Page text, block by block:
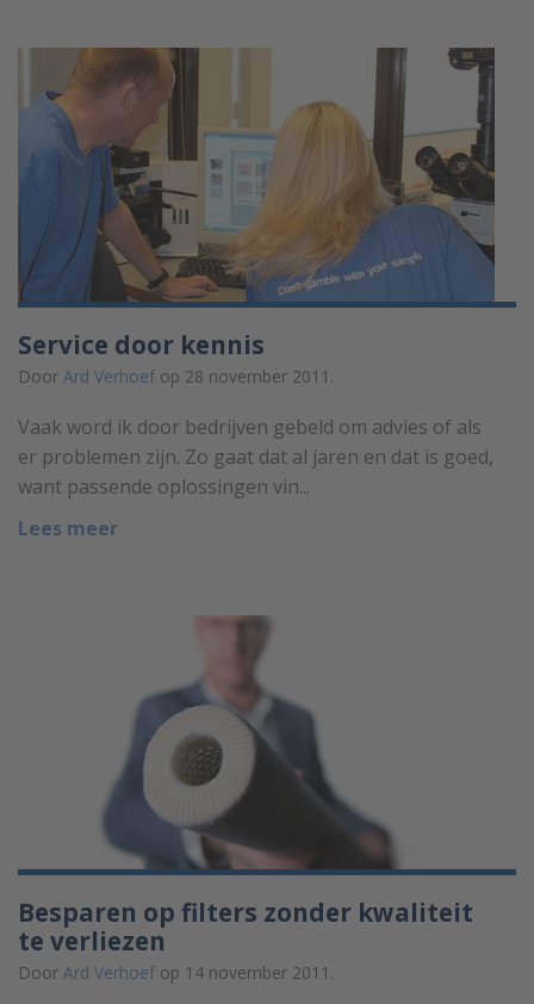
Service door kennis
Door Ard Verhoef op 28 november 2011.
Vaak word ik door bedrijven gebeld om advies of als
er problemen zijn. Zo gaat dat al jaren en dat is goed,
want passende oplossingen vin...
Lees meer
Besparen op filters zonder kwaliteit
te verliezen
Door Ard Verhoef op 14 november 2011.